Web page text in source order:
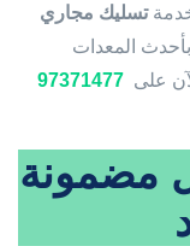
تسليك مجاري
المعدات
على 97371477
مضمونة